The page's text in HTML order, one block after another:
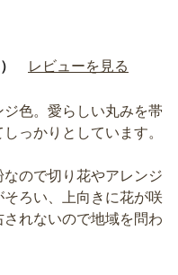
レビューを見る
色。愛らしい丸みを帯
っかりとしています。
なので切り花やアレンジ
ろい、上向きに花が咲
れないので地域を問わ